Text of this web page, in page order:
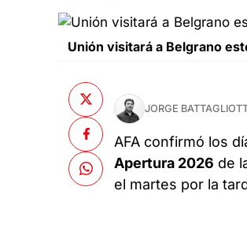
Unión visitará a Belgrano
JORGE
AFA confirmó los
Apertura 2026 de
el martes por la